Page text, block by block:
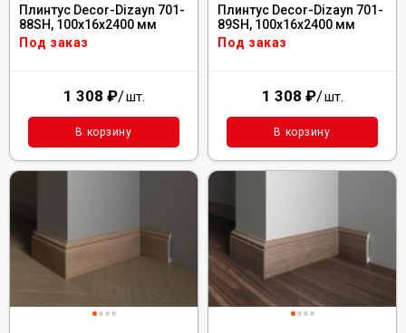
Плинтус Decor-Dizayn 701-
88SH, 100x16x2400 мм
Под заказ
1 308 ₽/шт.
В корзину
Плинтус Decor-Dizayn 701-
89SH, 100x16x2400 мм
Под заказ
1 308 ₽/шт.
В корзину